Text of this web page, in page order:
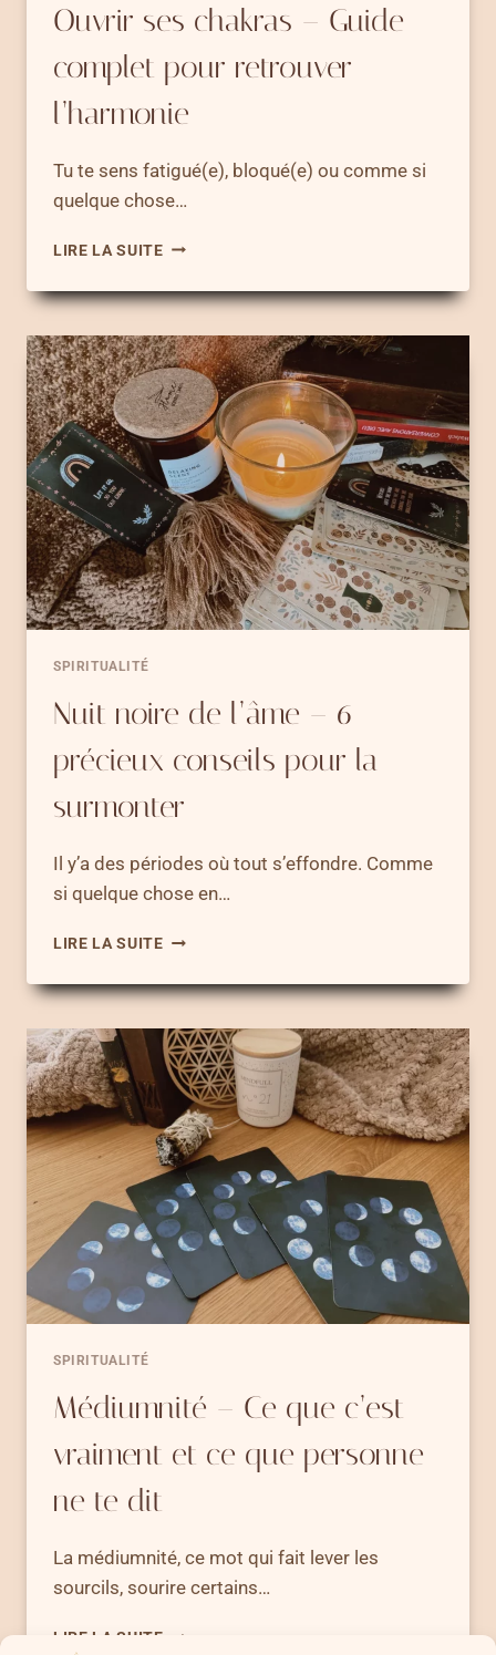
Ouvrir ses chakras – Guide
complet pour retrouver
l’harmonie
Tu te sens fatigué(e), bloqué(e) ou comme si
quelque chose…
LIRE LA SUITEOUVRIR
CHAKRAS
GUIDE
COMPLET
POUR
RETROUVER
L’HARMONIE
SPIRITUALITÉ
Nuit noire de l’âme – 6
précieux conseils pour la
surmonter
Il y’a des périodes où tout s’effondre. Comme
si quelque chose en…
LIRE LA SUITENUIT
DE
–
6
PRÉCIEUX
CONSEILS
POUR
LA
SURMONTER
SPIRITUALITÉ
Médiumnité – Ce que c’est
vraiment et ce que personne
ne te dit
La médiumnité, ce mot qui fait lever les
sourcils, sourire certains…
LIRE LA SUITEMÉDIUMNITÉ